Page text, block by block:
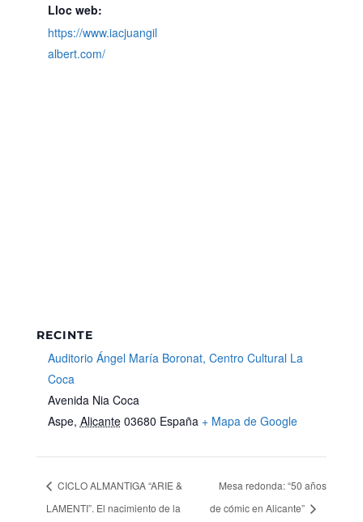
Lloc web:
https://www.iacjuangil
albert.com/
RECINTE
Auditorio Ángel María Boronat, Centro Cultural La
Coca
Avenida Nia Coca
Aspe, Alicante 03680 España + Mapa de Google
CICLO ALMANTIGA “ARIE &
LAMENTI”. El nacimiento de la
Mesa redonda: “50 años
de cómic en Alicante”